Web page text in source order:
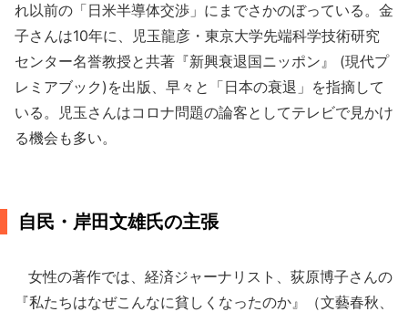
れ以前の「日米半導体交渉」にまでさかのぼっている。金
子さんは10年に、児玉龍彦・東京大学先端科学技術研究
センター名誉教授と共著『新興衰退国ニッポン』 (現代プ
レミアブック)を出版、早々と「日本の衰退」を指摘して
いる。児玉さんはコロナ問題の論客としてテレビで見かけ
る機会も多い。
自民・岸田文雄氏の主張
女性の著作では、経済ジャーナリスト、荻原博子さんの
『私たちはなぜこんなに貧しくなったのか』（文藝春秋、